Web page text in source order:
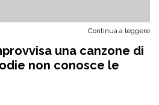
Continua a leggere
una canzone di
non conosce le